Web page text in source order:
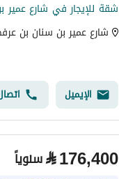
الإيميل
⃁176,400 سنوياً